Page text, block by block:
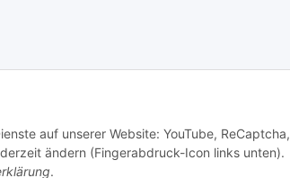
auf unserer Website: YouTube, ReCaptcha,
ändern (Fingerabdruck-Icon links unten).
.